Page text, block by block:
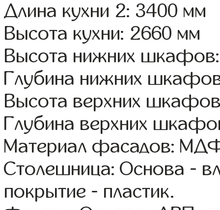
Длина кухни 2: 3400 мм
Высота кухни: 2660 мм
Высота нижних
Глубина нижних
Высота верхних
Глубина верхних
Материал фасадов:
Столешница: Основа -
покрытие - пластик.